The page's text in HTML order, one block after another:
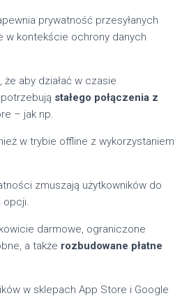
prywatność przesyłanych
w kontekście ochrony danych
aby działać w czasie
stałego połączenia z
– jak np.
w trybie offline z wykorzystaniem
zmuszają użytkowników do
opcji.
darmowe, ograniczone
a także rozbudowane płatne
w sklepach App Store i Google